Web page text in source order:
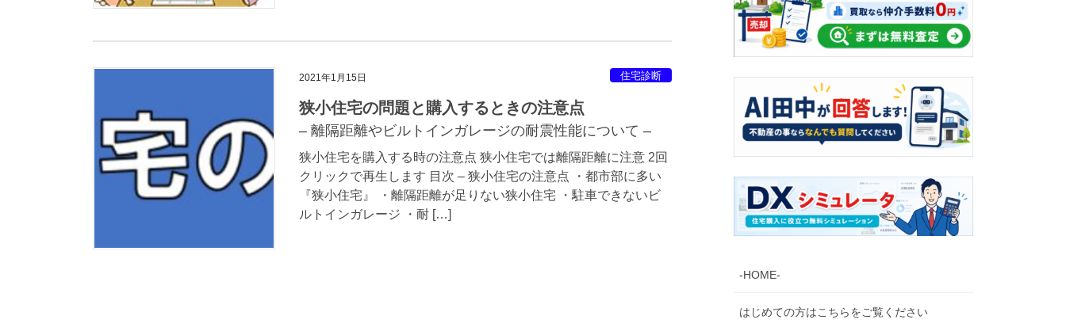
2021年1月15日 住宅診断
狭小住宅の問題と購入するときの注意点
– 離隔距離やビルトインガレージの耐震性能について –
狭小住宅を購入する時の注意点 狭小住宅では離隔距離に注意 2回
クリックで再生します 目次 – 狭小住宅の注意点 ・都市部に多い
『狭小住宅』 ・離隔距離が足りない狭小住宅 ・駐車できないビ
ルトインガレージ ・耐 […]
-HOME-
はじめての方はこちらをご覧ください